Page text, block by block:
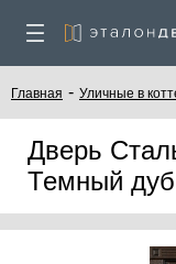
Главная - Уличные в
Дверь
Темный